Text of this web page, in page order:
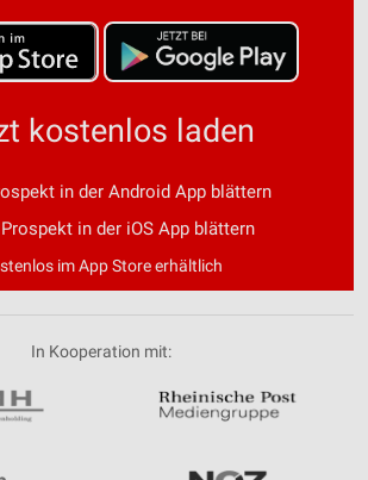
kostenlos laden
in der Android App blättern
in der iOS App blättern
im App Store erhältlich
In Kooperation mit: